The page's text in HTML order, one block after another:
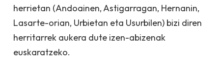
herrietan (Andoainen, Astigarragan, Hernanin,
Lasarte-orian, Urbietan eta Usurbilen) bizi diren
herritarrek aukera dute izen-abizenak
euskaratzeko.